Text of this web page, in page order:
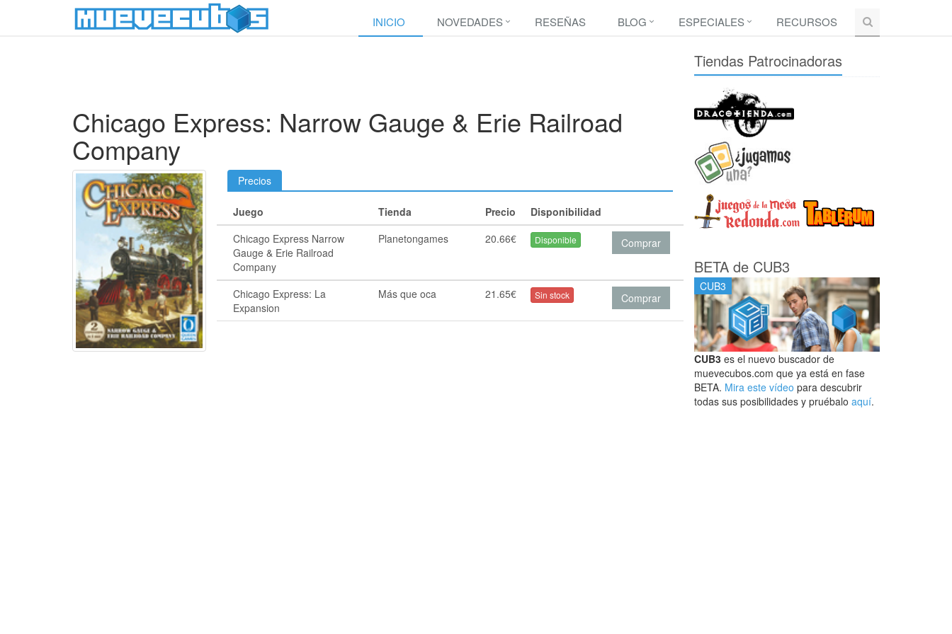
INICIO NOVEDADES RESEÑAS BLOG ESPECIALES RECURSOS
Chicago Express: Narrow Gauge & Erie Railroad
Company
Precios
Juego Tienda Precio
Disponibilidad
Chicago Express Narrow
Gauge & Erie Railroad
Company
Planetongames 20.66€ Disponible Comprar
Chicago Express: La
Expansion
Más que oca 21.65€ Sin stock Comprar
Tiendas Patrocinadoras
BETA de CUB3
CUB3
CUB3es el nuevo buscador de
muevecubos.com que ya está en fase
BETA. Mira este vídeo para descubrir
todas sus posibilidades y pruébalo aquí.